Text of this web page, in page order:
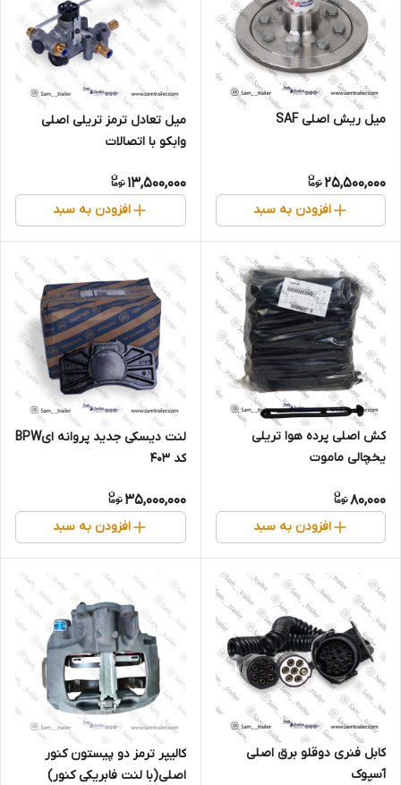
میل ریش اصلی SAF
25,500,000
افزودن به سبد
میل تعادل ترمز تریلی اصلی
وابکو با اتصالات
13,500,000
افزودن به سبد
کش اصلی پرده هوا تریلی
یخچالی ماموت
80,000
افزودن به سبد
لنت دیسکی جدید پروانه ایBPW
کد 403
35,000,000
افزودن به سبد
کابل فنری دوقلو برق اصلی
آسپوک
کالیپر ترمز دو پیستون کنور
اصلی(با لنت فابریکی کنور)